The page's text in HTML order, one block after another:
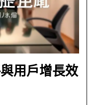
用戶增長效